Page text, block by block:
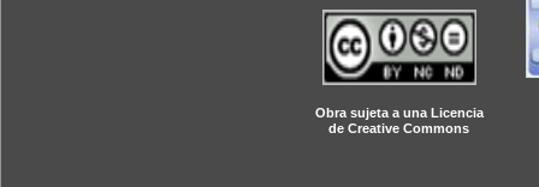
Obra sujeta a una Licencia
de Creative Commons